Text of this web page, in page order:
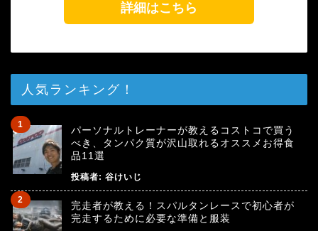
詳細はこちら
人気ランキング！
パーソナルトレーナーが教えるコストコで買う
べき、タンパク質が沢山取れるオススメお得食
品11選
投稿者: 谷けいじ
完走者が教える！スパルタンレースで初心者が
完走するために必要な準備と服装